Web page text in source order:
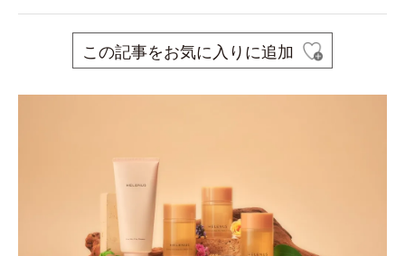
この記事をお気に入りに追加